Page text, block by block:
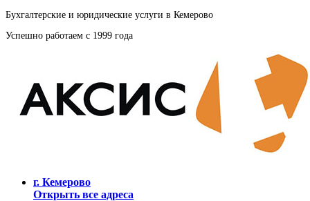
Бухгалтерские и юридические услуги в Кемерово
Успешно работаем с 1999 года
г. Кемерово
Открыть все адреса